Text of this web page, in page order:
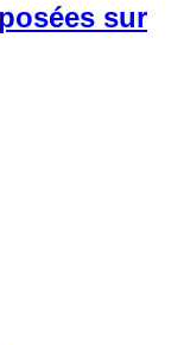
sur